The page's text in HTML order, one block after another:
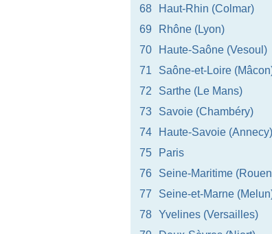
68
Haut-Rhin (Colmar)
69
Rhône (Lyon)
70
Haute-Saône (Vesoul)
71
Saône-et-Loire
72
Sarthe (Le Mans)
73
Savoie (Chambéry)
74
Haute-Savoie (Annecy)
75
Paris
76
Seine-Maritime
77
Seine-et-Marne
78
Yvelines (Versailles)